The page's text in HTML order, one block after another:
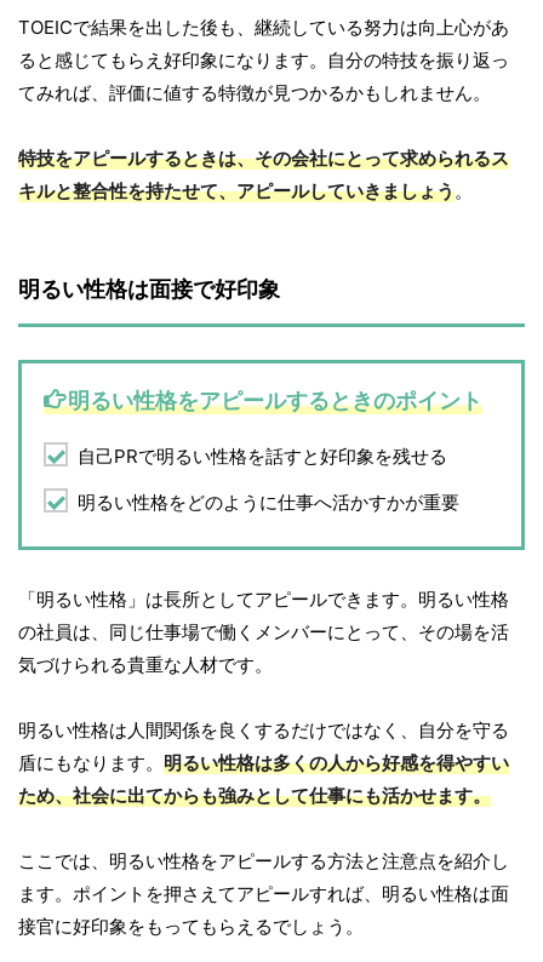
TOEICで結果を出した後も、継続している努力は向上心があ
ると感じてもらえ好印象になります。自分の特技を振り返っ
てみれば、評価に値する特徴が見つかるかもしれません。
特技をアピールするときは、その会社にとって求められるス
キルと整合性を持たせて、アピールしていきましょう。
明るい性格は面接で好印象
明るい性格をアピールするときのポイント
自己PRで明るい性格を話すと好印象を残せる
明るい性格をどのように仕事へ活かすかが重要
「明るい性格」は長所としてアピールできます。明るい性格
の社員は、同じ仕事場で働くメンバーにとって、その場を活
気づけられる貴重な人材です。
明るい性格は人間関係を良くするだけではなく、自分を守る
盾にもなります。 明るい性格は多くの人から好感を得やすい
ため、社会に出てからも強みとして仕事にも活かせます。
ここでは、明るい性格をアピールする方法と注意点を紹介し
ます。ポイントを押さえてアピールすれば、明るい性格は面
接官に好印象をもってもらえるでしょう。